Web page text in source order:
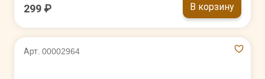
299 ₽ В корзину
Арт. 00002964